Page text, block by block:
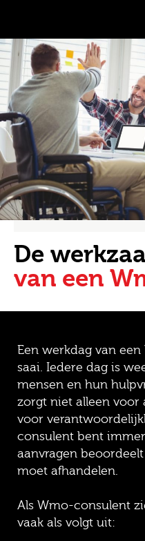
De
van een
Een werkdag van
saai. Iedere dag is
mensen en hun
zorgt niet alleen voor
voor
consulent bent
aanvragen
moet afhandelen.
Als Wmo-consulent
vaak als volgt uit: